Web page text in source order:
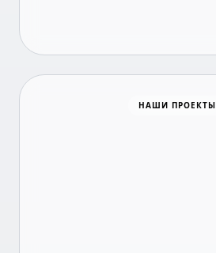
НАШИ ПРОЕКТЫ
Время новостей